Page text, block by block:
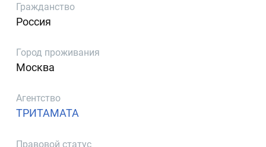
Гражданство
Россия
Город проживания
Москва
Агентство
ТРИТАМАТА
Правовой статус